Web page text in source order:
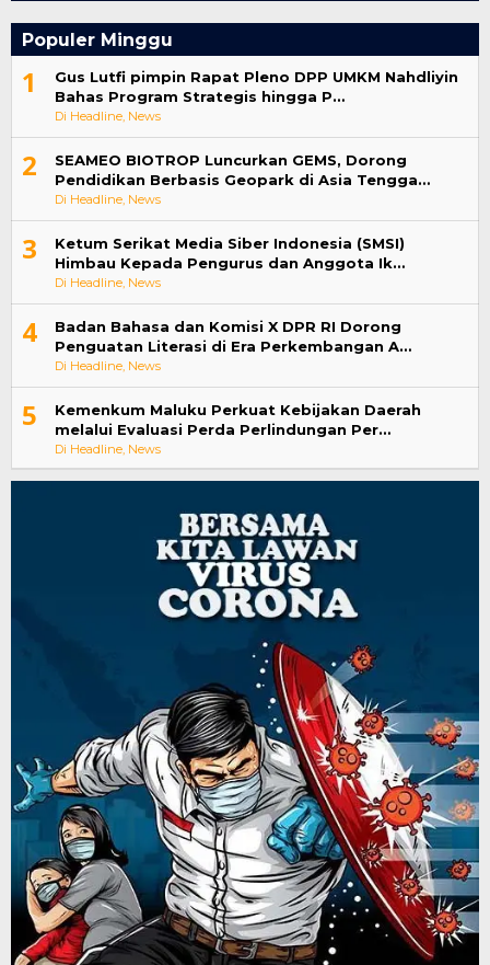
Populer Minggu
1
Gus Lutfi pimpin Rapat Pleno DPP UMKM Nahdliyin
Bahas Program Strategis hingga P…
Di Headline, News
2
SEAMEO BIOTROP Luncurkan GEMS, Dorong
Pendidikan Berbasis Geopark di Asia Tengga…
Di Headline, News
3
Ketum Serikat Media Siber Indonesia (SMSI)
Himbau Kepada Pengurus dan Anggota Ik…
Di Headline, News
4
Badan Bahasa dan Komisi X DPR RI Dorong
Penguatan Literasi di Era Perkembangan A…
Di Headline, News
5
Kemenkum Maluku Perkuat Kebijakan Daerah
melalui Evaluasi Perda Perlindungan Per…
Di Headline, News